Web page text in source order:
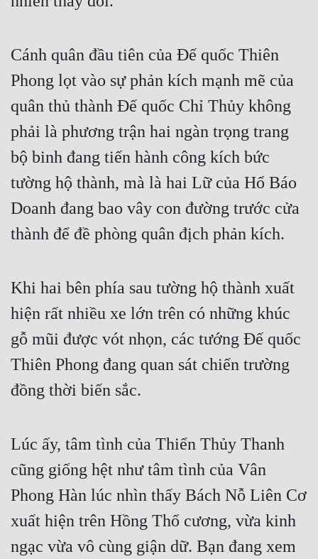
Cánh quân đầu tiên của Đế quốc Thiên
Phong lọt vào sự phản kích mạnh mẽ của
quân thủ thành Đế quốc Chỉ Thủy không
phải là phương trận hai ngàn trọng trang
bộ binh đang tiến hành công kích bức
tường hộ thành, mà là hai Lữ của Hổ Báo
Doanh đang bao vây con đường trước cửa
thành để đề phòng quân địch phản kích.
Khi hai bên phía sau tường hộ thành xuất
hiện rất nhiều xe lớn trên có những khúc
gỗ mũi được vót nhọn, các tướng Đế quốc
Thiên Phong đang quan sát chiến trường
đồng thời biến sắc.
Lúc ấy, tâm tình của Thiển Thủy Thanh
cũng giống hệt như tâm tình của Vân
Phong Hàn lúc nhìn thấy Bách Nỗ Liên Cơ
xuất hiện trên Hồng Thổ cương, vừa kinh
ngạc vừa vô cùng giận dữ. Bạn đang xem